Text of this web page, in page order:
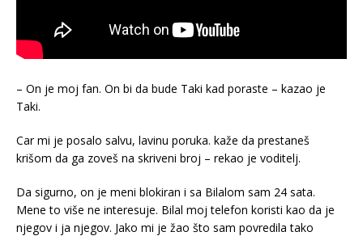
– On je moj fan. On bi da bude Taki kad poraste – kazao je
Taki.
Car mi je posalo salvu, lavinu poruka. kaže da prestaneš
krišom da ga zoveš na skriveni broj – rekao je voditelj.
Da sigurno, on je meni blokiran i sa Bilalom sam 24 sata.
Mene to više ne interesuje. Bilal moj telefon koristi kao da je
njegov i ja njegov. Jako mi je žao što sam povredila tako